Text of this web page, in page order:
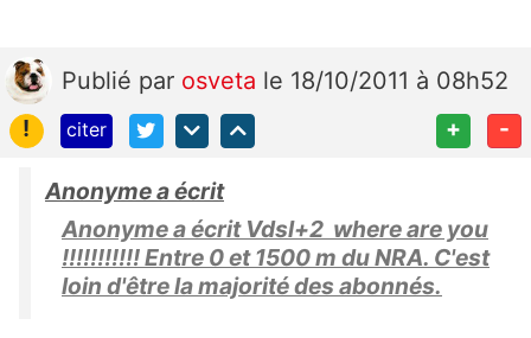
Publié par osveta le 18/10/2011 à 08h52
!
citer + -
Anonyme a écrit
Anonyme a écrit Vdsl+2 where are you
!!!!!!!!!!! Entre 0 et 1500 m du NRA. C'est
loin d'être la majorité des abonnés.